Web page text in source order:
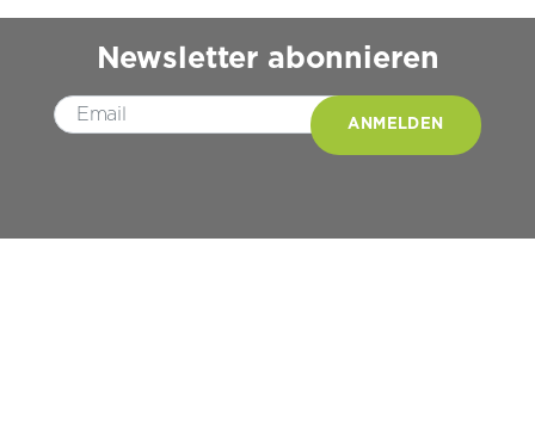
auf.
Optionen
Produktseite
Newsletter abonnieren
Please leave this field empty.